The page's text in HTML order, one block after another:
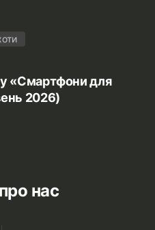
«Смартфони для
2026)
нас